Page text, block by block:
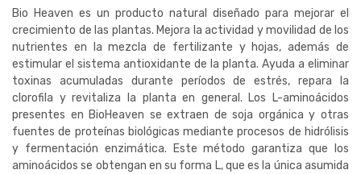
Bio Heaven es un producto natural diseñado para mejorar el
crecimiento de las plantas. Mejora la actividad y movilidad de los
nutrientes en la mezcla de fertilizante y hojas, además de
estimular el sistema antioxidante de la planta. Ayuda a eliminar
toxinas acumuladas durante períodos de estrés, repara la
clorofila y revitaliza la planta en general. Los L-aminoácidos
presentes en BioHeaven se extraen de soja orgánica y otras
fuentes de proteínas biológicas mediante procesos de hidrólisis
y fermentación enzimática. Este método garantiza que los
aminoácidos se obtengan en su forma L, que es la única asumida